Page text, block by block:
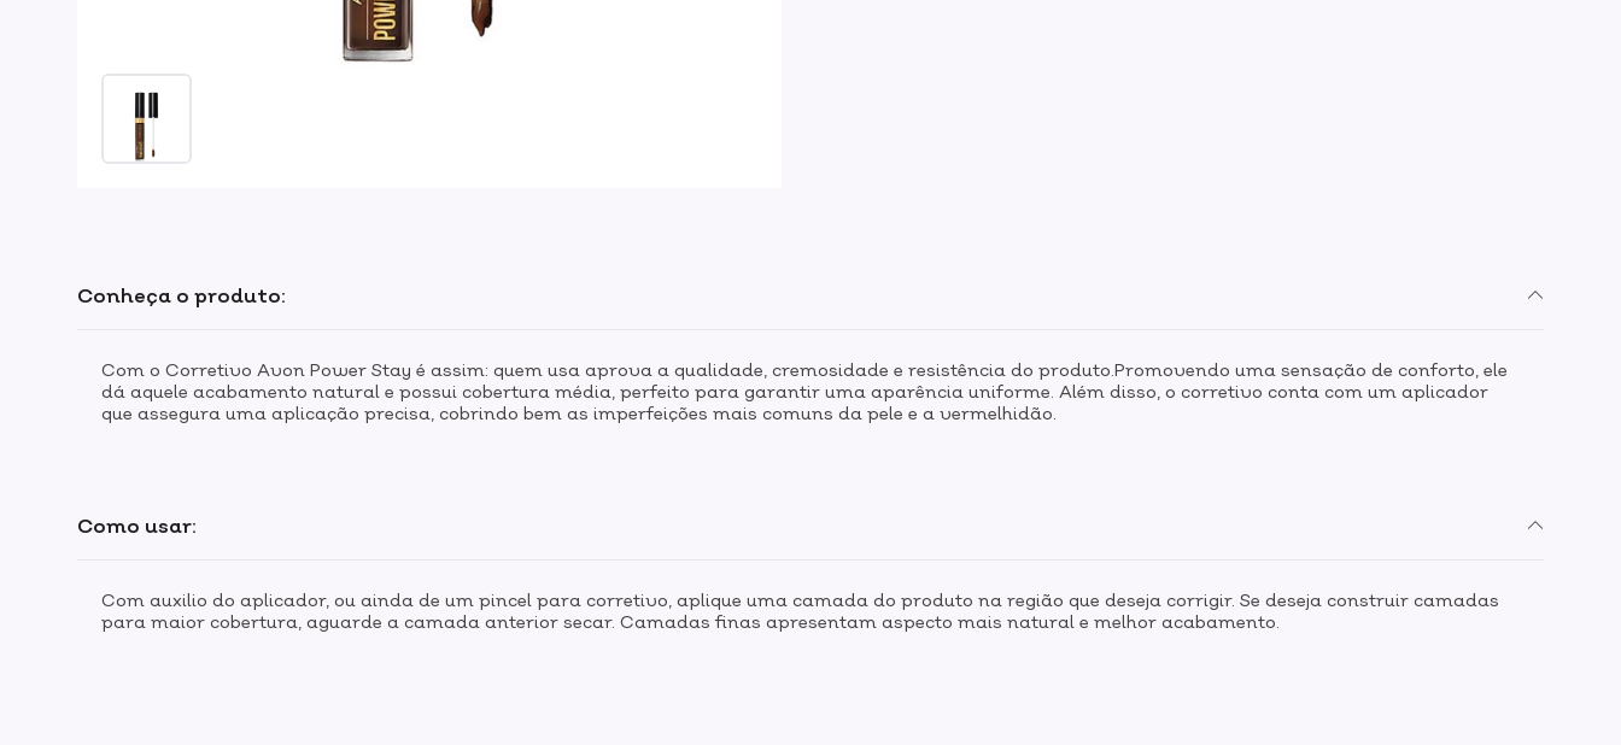
Como usar:
Com auxilio do aplicador, ou ainda de um pincel para corretivo, aplique uma camada do produto na região que deseja corrigir. Se deseja construir camadas
para maior cobertura, aguarde a camada anterior secar. Camadas finas apresentam aspecto mais natural e melhor acabamento.
Conheça o produto:
Com o Corretivo Avon Power Stay é assim: quem usa aprova a qualidade, cremosidade e resistência do produto.Promovendo uma sensação de conforto, ele
dá aquele acabamento natural e possui cobertura média, perfeito para garantir uma aparência uniforme. Além disso, o corretivo conta com um aplicador
que assegura uma aplicação precisa, cobrindo bem as imperfeições mais comuns da pele e a vermelhidão.